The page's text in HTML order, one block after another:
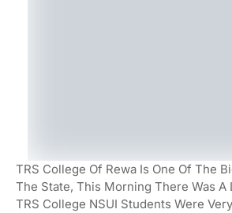
TRS College Of Rewa Is One Of The
The State, This Morning There Was A
TRS College NSUI Students Were